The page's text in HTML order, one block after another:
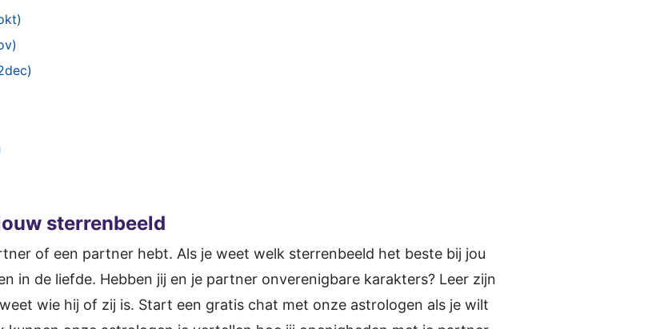
sterrenbeeld
of een partner hebt. Als je weet welk sterrenbeeld het beste bij jou
in de liefde. Hebben jij en je partner onverenigbare karakters? Leer zijn
wie hij of zij is. Start een gratis chat met onze astrologen als je wilt